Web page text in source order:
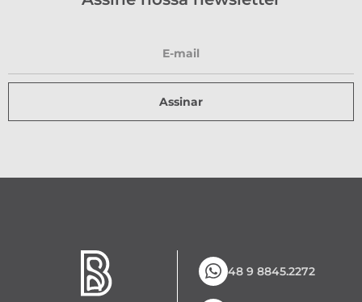
Assinar
48 9 8845.2272